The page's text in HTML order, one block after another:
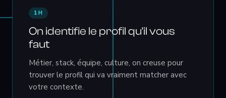
1H
On identifie le profil qu'il vous
faut
Métier, stack, équipe, culture, on creuse pour
trouver le profil qui va vraiment matcher avec
votre contexte.